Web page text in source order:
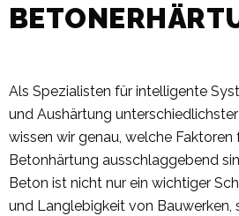
Als Spezialisten für intelligente
und Aushärtung
wissen wir genau, welche
Betonhärtung ausschlaggebend
Beton ist nicht nur ein wichtiger
und Langlebigkeit von Bauwerken,